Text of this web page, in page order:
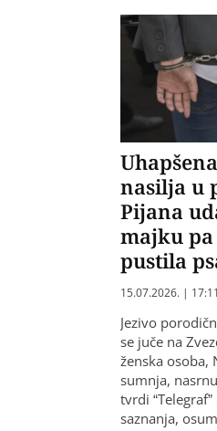
nasilja u
Pijana
majku
pustila
15.07.2026. | 17:11
Jezivo
se juče na
ženska osoba,
sumnja,
tvrdi
saznanja,